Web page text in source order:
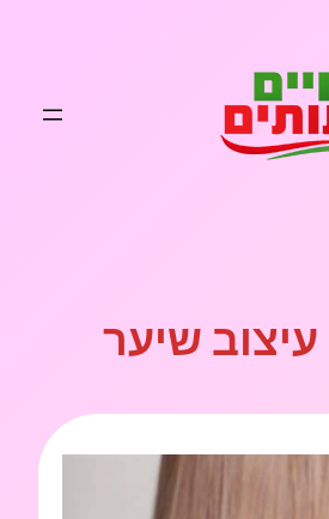
עיצוב שיער